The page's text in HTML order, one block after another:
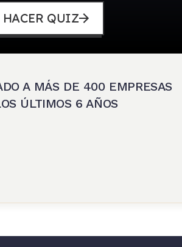
HACER QUIZ
A MÁS DE 400 EMPRESAS
ÚLTIMOS 6 AÑOS